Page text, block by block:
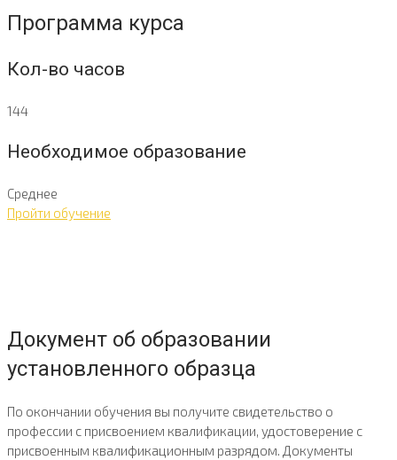
Программа курса
Кол-во часов
144
Необходимое образование
Среднее
Пройти обучение
Документ об образовании
установленного образца
По окончании обучения вы получите свидетельство о
профессии с присвоением квалификации, удостоверение с
присвоенным квалификационным разрядом. Документы